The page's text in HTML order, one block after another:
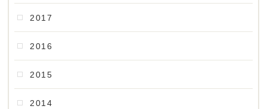
2017
2016
2015
2014